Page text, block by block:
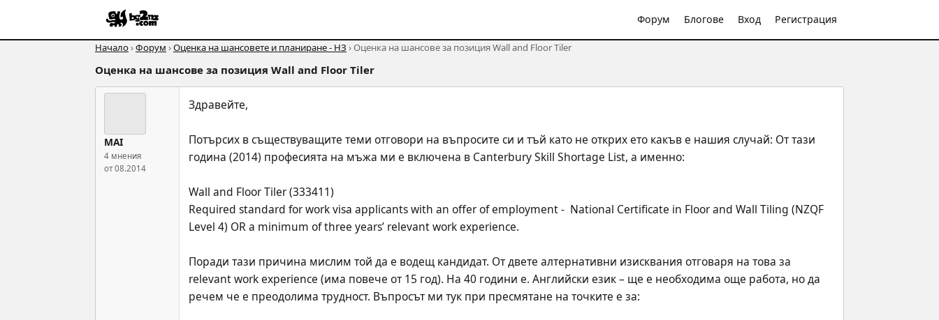
Форум Блогове Вход Регистрация
Начало›Форум ›Оценка на шансовете и планиране - НЗ › Оценка на шансове за позиция Wall and Floor Tiler
Оценка на шансове за позиция Wall and Floor Tiler
MAI
4 мнения
от 08.2014
Здравейте,
Потърсих в съществуващите теми отговори на въпросите си и тъй като не открих ето какъв е нашия случай: От тази
година (2014) професията на мъжа ми е включена в Canterbury Skill Shortage List, а именно:
Wall and Floor Tiler (333411)
Required standard for work visa applicants with an offer of employment -  National Certificate in Floor and Wall Tiling (NZQF
Level 4) OR a minimum of three years’ relevant work experience.
Поради тази причина мислим той да е водещ кандидат. От двете алтернативни изисквания отговаря на това за
relevant work experience (има повече от 15 год). На 40 години е. Английски език – ще е необходима още работа, но да
речем че е преодолима трудност. Въпросът ми тук при пресмятане на точките е за: